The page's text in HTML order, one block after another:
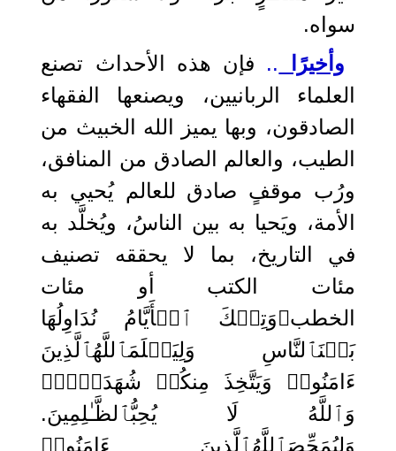
سواه.
وأخيرًا .. فإن هذه الأحداث تصنع
العلماء الربانيين، ويصنعها الفقهاء
الصادقون، وبها يميز الله الخبيث من
الطيب، والعالم الصادق من المنافق،
ورُب موقفٍ صادق للعالم يُحيي به
الأمة، ويَحيا به بين الناسُ، ويُخلَّد به
في التاريخ، بما لا يحققه تصنيف
مئات الكتب أو مئات
الخطب﴿وَتِلۡكَ ٱلۡأَیَّامُ نُدَاوِلُهَا
بَیۡنَٱلنَّاسِ وَلِیَعۡلَمَٱللَّهُٱلَّذِینَ
ءَامَنُوا۟ وَیَتَّخِذَ مِنكُمۡ شُهَدَاۤءَۗ
وَٱللَّهُ لَا یُحِبُّٱلظَّـٰلِمِینَ.
وَلِیُمَحِّصَٱللَّهُٱلَّذِینَ ءَامَنُوا۟